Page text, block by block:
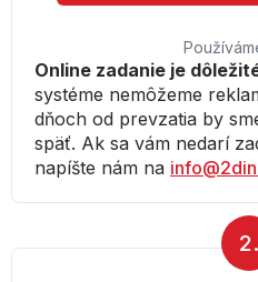
Online zadanie je
systéme nemôžeme
dňoch od prevzatia by
späť. Ak sa vám nedarí
napíšte nám na
2.